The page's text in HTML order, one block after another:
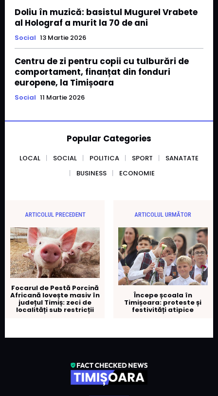
Doliu în muzică: basistul Mugurel Vrabete
al Holograf a murit la 70 de ani
Social 13 Martie 2026
Centru de zi pentru copii cu tulburări de
comportament, finanțat din fonduri
europene, la Timișoara
Social 11 Martie 2026
Popular Categories
LOCAL SOCIAL POLITICA SPORT
SANATATE
BUSINESS
ECONOMIE
ARTICOLUL PRECEDENT
Focarul de Pestă Porcină
Africană lovește masiv în
județul Timiș: zeci de
localități sub restricții
ARTICOLUL URMĂTOR
Începe școala în
Timișoara: proteste și
festivități atipice